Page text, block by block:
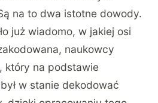
na to dwa istotne dowody.
już wiadomo, w jakiej osi
naukowcy
który na podstawie
w stanie dekodować